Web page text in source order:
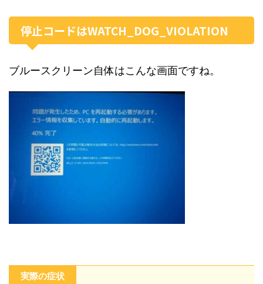
停止コードはWATCH_DOG_VIOLATION
ブルースクリーン自体はこんな画面ですね。
実際の症状